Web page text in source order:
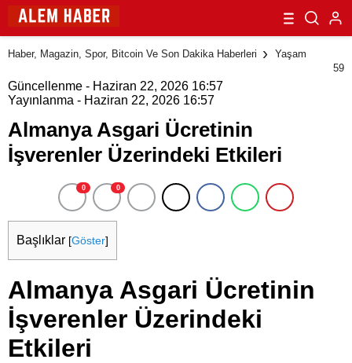
Haber, Magazin, Spor, Bitcoin Ve Son Dakika Haberleri
Yaşam
59
Güncellenme - Haziran 22, 2026 16:57
Yayınlanma - Haziran 22, 2026 16:57
Almanya Asgari Ücretinin
İşverenler Üzerindeki Etkileri
0 0
Başlıklar [Göster]
Almanya Asgari Ücretinin
İşverenler Üzerindeki
Etkileri